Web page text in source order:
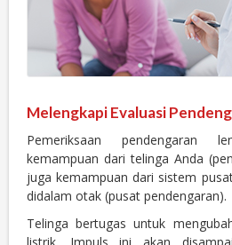
Melengkapi Evaluasi
Pemeriksaan pendengaran
kemampuan dari telinga Anda
juga kemampuan dari sistem
didalam otak (pusat pendengaran).
Telinga bertugas untuk